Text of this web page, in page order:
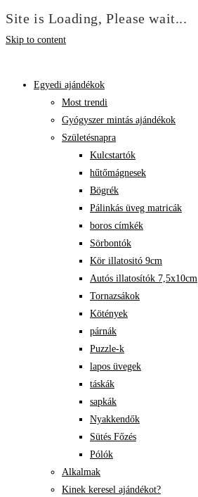
Site is Loading, Please wait...
Skip to content
Egyedi ajándékok
Most trendi
Gyógyszer mintás ajándékok
Születésnapra
Kulcstartók
hűtőmágnesek
Bögrék
Pálinkás üveg matricák
boros címkék
Sörbontók
Kör illatositó 9cm
Autós illatosítók 7,5x10cm
Tornazsákok
Kötények
párnák
Puzzle-k
lapos üvegek
táskák
sapkák
Nyakkendők
Sütés Főzés
Pólók
Alkalmak
Kinek keresel ajándékot?